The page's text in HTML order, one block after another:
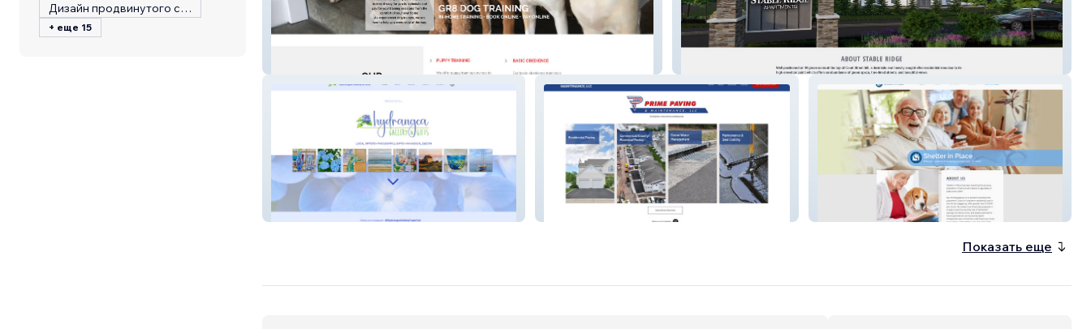
Дизайн продвинутого сайта
+ еще 15
Hydrangea Gallery
Показать еще